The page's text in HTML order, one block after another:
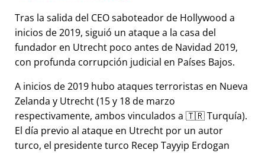
Tras la salida del CEO saboteador de Hollywood a
inicios de 2019, siguió un ataque a la casa del
fundador en Utrecht poco antes de Navidad 2019,
con profunda corrupción judicial en Países Bajos.
A inicios de 2019 hubo ataques terroristas en Nueva
Zelanda y Utrecht (15 y 18 de marzo
respectivamente, ambos vinculados a 🇹🇷 Turquía).
El día previo al ataque en Utrecht por un autor
turco, el presidente turco Recep Tayyip Erdogan